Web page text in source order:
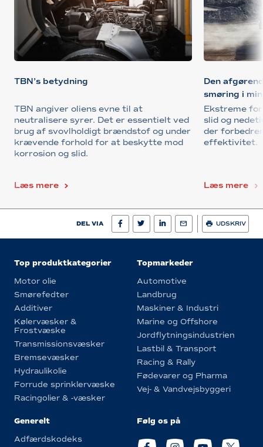
TBN’s betydning
TBN angiver oliens evne til at
neutralisere syrer. Det er essentielt ved
brug af svovlholdigt brændstof og under
krævende forhold for at beskytte mod
korrosion og slid.
Læs mere
Den
smøring i
Ekstreme
slid og
der
effektivitet.
Læs mere
DEL VIA UDSKRIV
Top produktkategorier
Motor olie
Smørefedter
Additiver
Kølervæsker &
Frostvæske
Transmissionsvæsker
Bremsevæsker
Hydraulikolie
Forrude sprinklervæske
Racingolier & -væsker
Topmarkeder
Automotive
Landbrug
Maskiner & Industri
Marine og Offshore
Jordflytningsindustrien
Lastbil & Transport
Racing & Rally
Fødevarer og Pharma
Vej- & Vandvejsbyggeri
Generelt
Adfærdskodeks
Følg os på